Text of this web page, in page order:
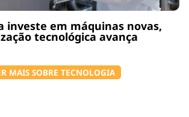
investe em máquinas novas,
tecnológica avança
MAIS SOBRE TECNOLOGIA